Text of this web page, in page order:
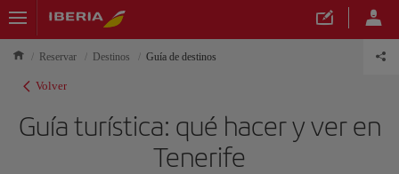
Reservar Destinos Guía de destinos
Volver
Guía turística: qué hacer y ver en
Tenerife